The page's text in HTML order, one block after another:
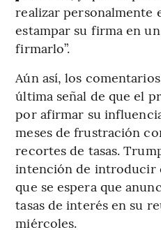
realizar personalmente
estampar su firma en
firmarlo”.
Aún así, los
última señal de que el
por afirmar su
meses de frustración
recortes de tasas.
intención de introducir
que se espera que
tasas de interés en su
miércoles.